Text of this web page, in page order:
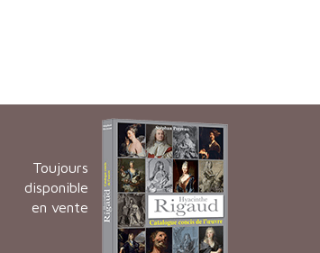
Toujours
disponible
en vente